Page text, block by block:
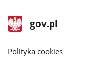
stopka
gov.pl
Strona
gov.pl
gov.pl
Polityka cookies